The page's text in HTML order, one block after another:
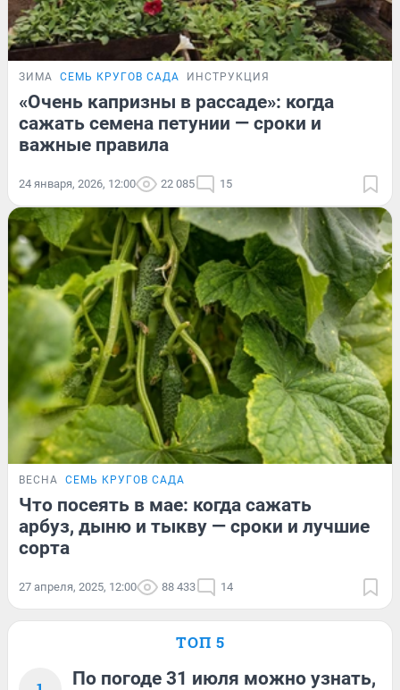
ЗИМА СЕМЬ КРУГОВ САДА ИНСТРУКЦИЯ
«Очень капризны в рассаде»: когда
сажать семена петунии — сроки и
важные правила
24 января, 2026, 12:00 22 085 15
ВЕСНА СЕМЬ КРУГОВ САДА
Что посеять в мае: когда сажать
арбуз, дыню и тыкву — сроки и лучшие
сорта
27 апреля, 2025, 12:00 88 433 14
ТОП 5
По погоде 31 июля можно узнать,